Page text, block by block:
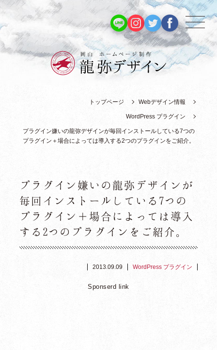
トップページ Webデザイン情報
WordPress プラグイン
プラグイン嫌いの龍弥デザインが毎回インストールしている7つの
プラグイン＋場合によっては導入する2つのプラグインをご紹介。
プラグイン嫌いの龍弥デザインが
毎回インストールしている7つの
プラグイン＋場合によっては導入
する2つのプラグインをご紹介。
2013.09.09 WordPress プラグイン
Sponserd link